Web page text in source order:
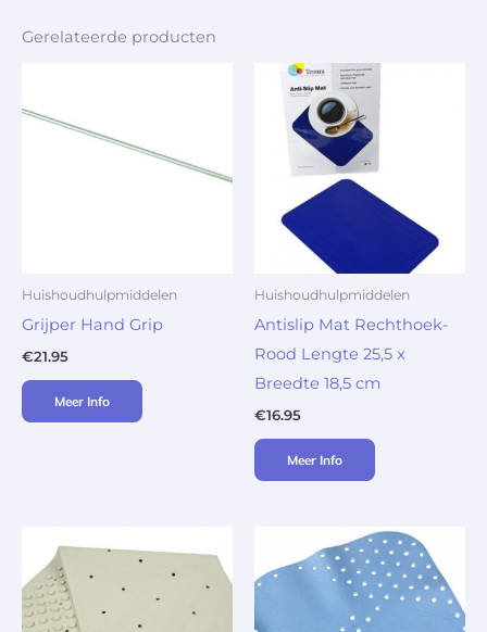
Gerelateerde producten
Huishoudhulpmiddelen
Grijper Hand Grip
€21.95
Meer Info
Huishoudhulpmiddelen
Antislip Mat Rechthoek-
Rood Lengte 25,5 x
Breedte 18,5 cm
€16.95
Meer Info